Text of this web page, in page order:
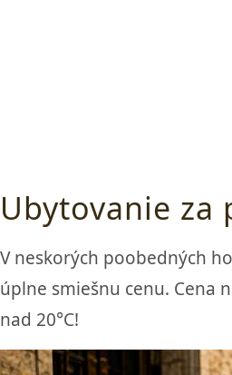
Ubytovanie za
V neskorých poobedných
úplne smiešnu cenu. Cena
nad 20°C!